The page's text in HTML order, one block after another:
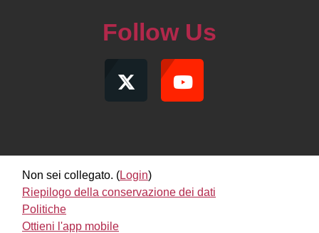
Follow Us
Non sei collegato. (Login)
Riepilogo della conservazione dei dati
Politiche
Ottieni l'app mobile